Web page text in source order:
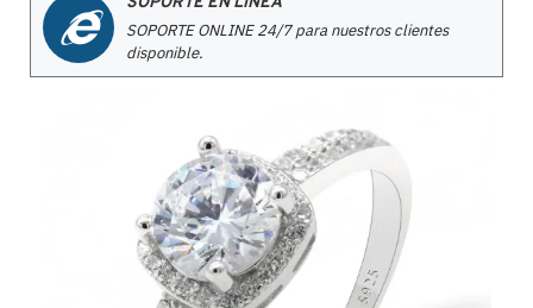
SOPORTE ONLINE 24/7 para nuestros clientes
disponible.